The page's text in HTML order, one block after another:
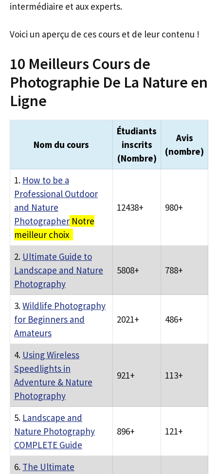
intermédiaire et aux experts.
Voici un aperçu de ces cours et de leur contenu !
10 Meilleurs Cours de
Photographie De La Nature en
Ligne
Nom du cours
Étudiants
inscrits
(Nombre)
Avis
(nombre)
1. How to be a
Professional Outdoor
and Nature
Photographer Notre
meilleur choix
12438+ 980+
2. Ultimate Guide to
Landscape and Nature
Photography
5808+ 788+
3.Wildlife Photography
for Beginners and
Amateurs
2021+ 486+
4. Using Wireless
Speedlights in
Adventure & Nature
Photography
921+ 113+
5. Landscape and
Nature Photography
COMPLETE Guide
896+ 121+
6. The Ultimate